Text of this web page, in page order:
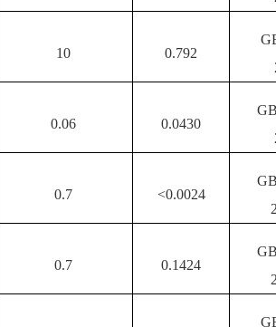
10 0.792
0.06 0.0430
0.7 <0.0024
0.7 0.1424